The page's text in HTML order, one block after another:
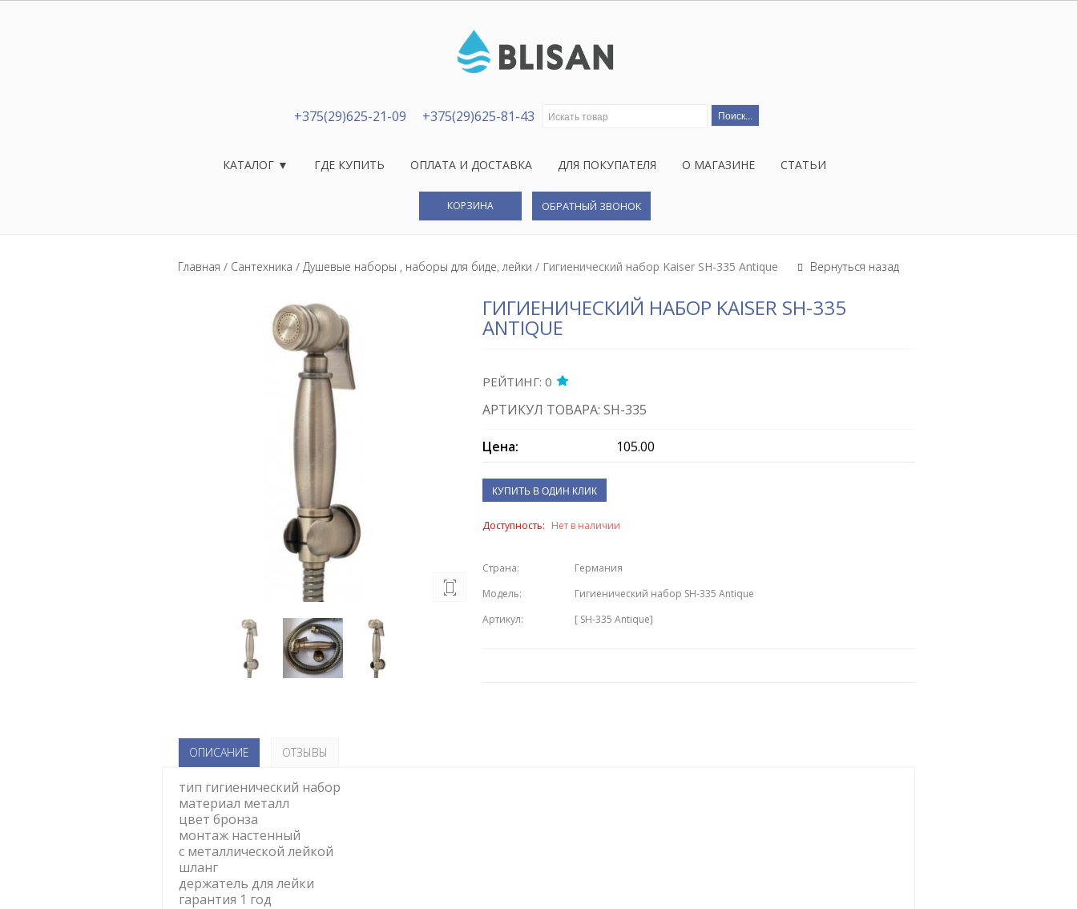
+375(29)625-21-09 +375(29)625-81-43 Искать:
ОБРАТНЫЙ ЗВОНОК
КОРЗИНА
КАТАЛОГ ▼ ГДЕ КУПИТЬ ОПЛАТА И ДОСТАВКА ДЛЯ ПОКУПАТЕЛЯ О МАГАЗИНЕ СТАТЬИ
Главная / Сантехника / Душевые наборы , наборы для биде, лейки / Гигиенический набор Kaiser SH-335 Antique Вернуться назад
ГИГИЕНИЧЕСКИЙ НАБОР KAISER SH-335
ANTIQUE
РЕЙТИНГ: 0
АРТИКУЛ ТОВАРА: SH-335
Цена: 105.00
КУПИТЬ В ОДИН КЛИК
Доступность: Нет в наличии
Страна:
Германия
Модель:
Гигиенический набор SH-335 Antique
Артикул:
[ SH-335 Antique]
ОПИСАНИЕ
тип гигиенический набор
материал металл
цвет бронза
монтаж настенный
с металлической лейкой
шланг
держатель для лейки
гарантия 1 год
ОТЗЫВЫ